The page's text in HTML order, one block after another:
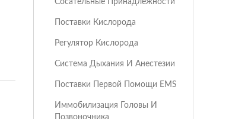
Поставки Кислорода
Регулятор Кислорода
Система Дыхания И Анестезии
Поставки Первой Помощи EMS
Иммобилизация Головы И
Позвоночника